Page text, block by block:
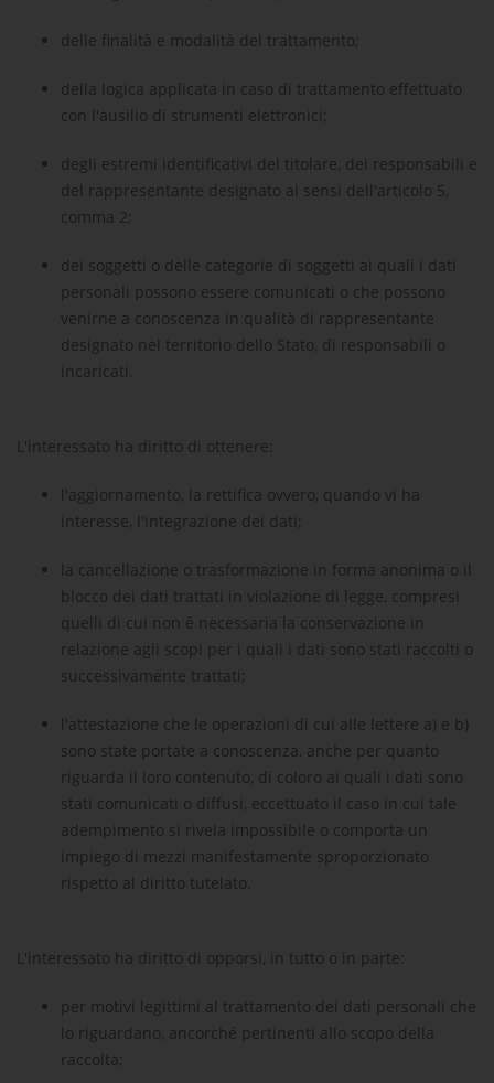
delle finalità e modalità del trattamento;
della logica applicata in caso di trattamento effettuato
con l'ausilio di strumenti elettronici;
degli estremi identificativi del titolare, dei responsabili e
del rappresentante designato ai sensi dell'articolo 5,
comma 2;
dei soggetti o delle categorie di soggetti ai quali i dati
personali possono essere comunicati o che possono
venirne a conoscenza in qualità di rappresentante
designato nel territorio dello Stato, di responsabili o
incaricati.
L'interessato ha diritto di ottenere:
l'aggiornamento, la rettifica ovvero, quando vi ha
interesse, l'integrazione dei dati;
la cancellazione o trasformazione in forma anonima o il
blocco dei dati trattati in violazione di legge, compresi
quelli di cui non è necessaria la conservazione in
relazione agli scopi per i quali i dati sono stati raccolti o
successivamente trattati;
l'attestazione che le operazioni di cui alle lettere a) e b)
sono state portate a conoscenza, anche per quanto
riguarda il loro contenuto, di coloro ai quali i dati sono
stati comunicati o diffusi, eccettuato il caso in cui tale
adempimento si rivela impossibile o comporta un
impiego di mezzi manifestamente sproporzionato
rispetto al diritto tutelato.
L'interessato ha diritto di opporsi, in tutto o in parte:
per motivi legittimi al trattamento dei dati personali che
lo riguardano, ancorché pertinenti allo scopo della
raccolta;